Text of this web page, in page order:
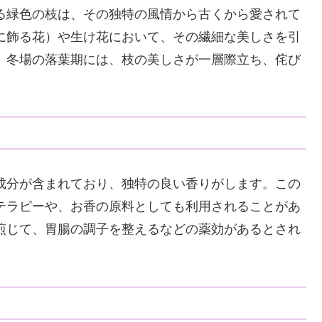
色の枝は、その独特の風情から古くから愛されて
る花）や生け花において、その繊細な美しさを引
場の落葉期には、枝の美しさが一層際立ち、侘び
が含まれており、独特の良い香りがします。この
ピーや、お香の原料としても利用されることがあ
て、胃腸の調子を整えるなどの薬効があるとされ